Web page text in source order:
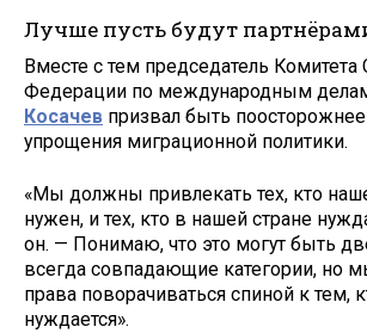
Лучше пусть будут
Вместе с тем председатель Комитета
Федерации по международным
Косачев призвал быть
упрощения миграционной политики.
«Мы должны привлекать тех, кто
нужен, и тех, кто в нашей стране
он. — Понимаю, что это могут быть
всегда совпадающие категории, но
права поворачиваться спиной к тем,
нуждается».